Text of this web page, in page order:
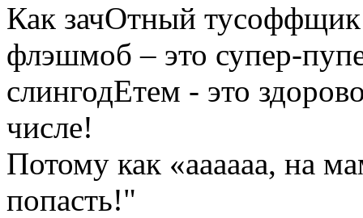
Как зачОтный тусоффщик
флэшмоб – это супер-
слингодЕтем - это
числе!
Потому как «аааааа, на
попасть!"